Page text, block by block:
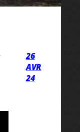
26
AVR
24